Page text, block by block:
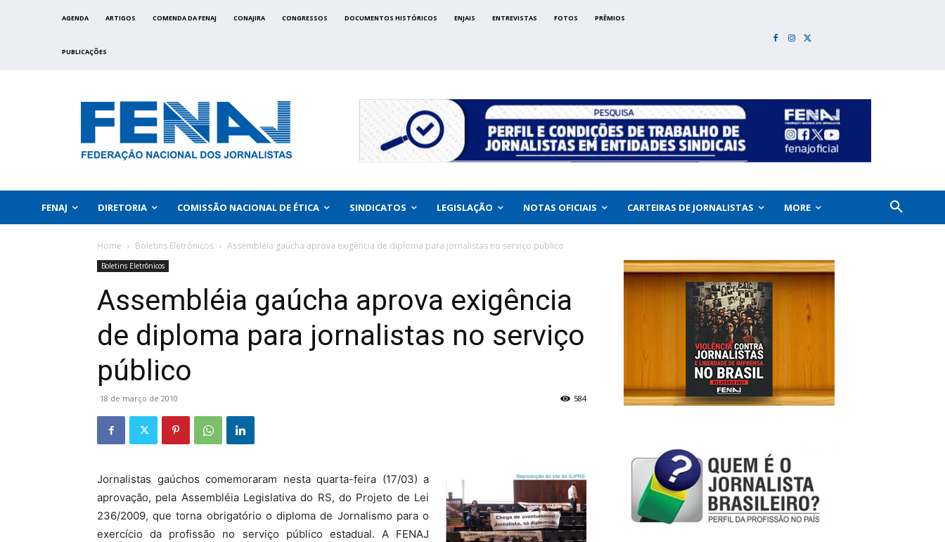
AGENDA ARTIGOS COMENDA DA FENAJ CONAJIRA CONGRESSOS DOCUMENTOS HISTÓRICOS ENJAIS ENTREVISTAS FOTOS PRÊMIOS
PUBLICAÇÕES
FENAJ DIRETORIA COMISSÃO NACIONAL DE ÉTICA SINDICATOS LEGISLAÇÃO NOTAS OFICIAIS CARTEIRAS DE JORNALISTAS MORE
Home Boletins Eletrônicos Assembléia gaúcha aprova exigência de diploma para jornalistas no serviço público
Boletins Eletrônicos
Assembléia gaúcha aprova exigência
de diploma para jornalistas no serviço
público
18 de março de 2010 584
Jornalistas gaúchos comemoraram nesta quarta-feira (17/03) a
aprovação, pela Assembléia Legislativa do RS, do Projeto de Lei
236/2009, que torna obrigatório o diploma de Jornalismo para o
exercício da profissão no serviço público estadual. A FENAJ